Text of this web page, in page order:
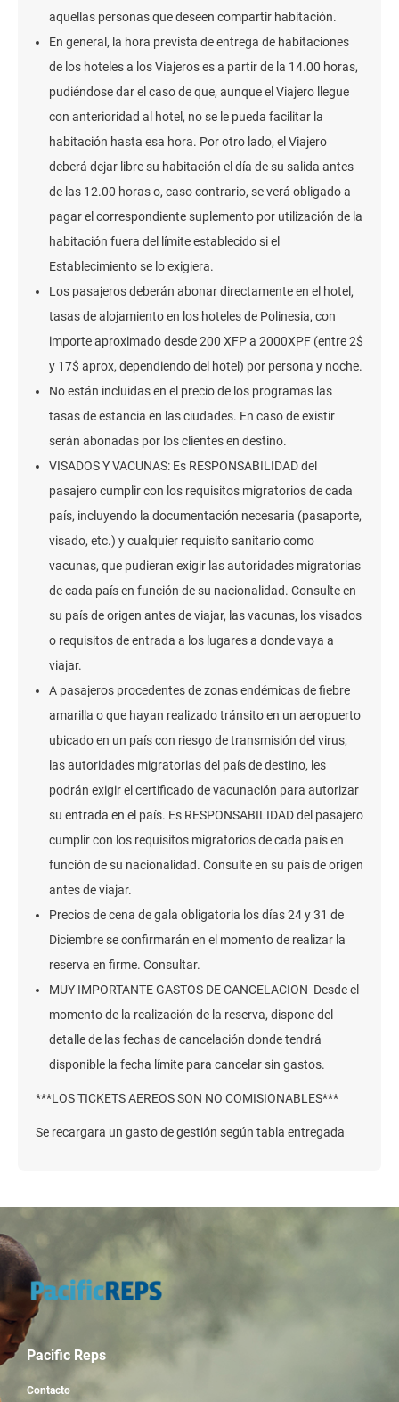
aquellas personas que deseen compartir habitación.
En general, la hora prevista de entrega de habitaciones
de los hoteles a los Viajeros es a partir de la 14.00 horas,
pudiéndose dar el caso de que, aunque el Viajero llegue
con anterioridad al hotel, no se le pueda facilitar la
habitación hasta esa hora. Por otro lado, el Viajero
deberá dejar libre su habitación el día de su salida antes
de las 12.00 horas o, caso contrario, se verá obligado a
pagar el correspondiente suplemento por utilización de la
habitación fuera del límite establecido si el
Establecimiento se lo exigiera.
Los pasajeros deberán abonar directamente en el hotel,
tasas de alojamiento en los hoteles de Polinesia, con
importe aproximado desde 200 XFP a 2000XPF (entre 2$
y 17$ aprox, dependiendo del hotel) por persona y noche.
No están incluidas en el precio de los programas las
tasas de estancia en las ciudades. En caso de existir
serán abonadas por los clientes en destino.
VISADOS Y VACUNAS: Es RESPONSABILIDAD del
pasajero cumplir con los requisitos migratorios de cada
país, incluyendo la documentación necesaria (pasaporte,
visado, etc.) y cualquier requisito sanitario como
vacunas, que pudieran exigir las autoridades migratorias
de cada país en función de su nacionalidad. Consulte en
su país de origen antes de viajar, las vacunas, los visados
o requisitos de entrada a los lugares a donde vaya a
viajar.
A pasajeros procedentes de zonas endémicas de fiebre
amarilla o que hayan realizado tránsito en un aeropuerto
ubicado en un país con riesgo de transmisión del virus,
las autoridades migratorias del país de destino, les
podrán exigir el certificado de vacunación para autorizar
su entrada en el país. Es RESPONSABILIDAD del pasajero
cumplir con los requisitos migratorios de cada país en
función de su nacionalidad. Consulte en su país de origen
antes de viajar.
Precios de cena de gala obligatoria los días 24 y 31 de
Diciembre se confirmarán en el momento de realizar la
reserva en firme. Consultar.
MUY IMPORTANTE GASTOS DE CANCELACION Desde el
momento de la realización de la reserva, dispone del
detalle de las fechas de cancelación donde tendrá
disponible la fecha límite para cancelar sin gastos.
***LOS TICKETS AEREOS SON NO COMISIONABLES***
Se recargara un gasto de gestión según tabla entregada
Pacific Reps
Contacto